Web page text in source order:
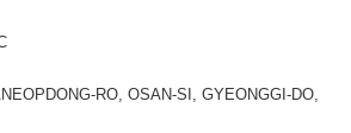
RO, OSAN-SI, GYEONGGI-DO,